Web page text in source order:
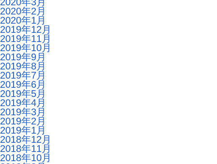
2020年3月
2020年2月
2020年1月
2019年12月
2019年11月
2019年10月
2019年9月
2019年8月
2019年7月
2019年6月
2019年5月
2019年4月
2019年3月
2019年2月
2019年1月
2018年12月
2018年11月
2018年10月